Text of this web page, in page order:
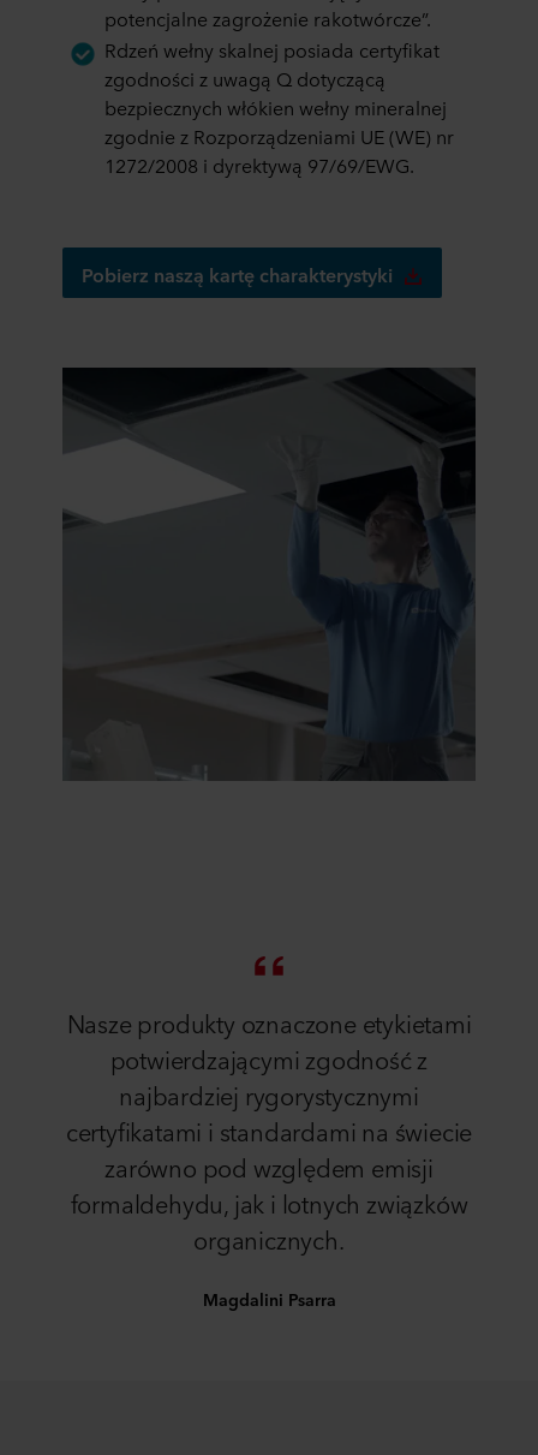
Więcej informacji na temat korzystania przez nas z
plików cookie można znaleźć w rozdziale „Informacje”,
zaś na temat przetwarzania przez nas danych
osobowych wPolityce prywatności, gdzie określono
między innymi, która konkretnie spółka ROCKWOOL jest
administratorem Twoim danych osobowych.
potencjalne zagrożenie rakotwórcze”.
Rdzeń wełny skalnej posiada certyfikat
zgodności z uwagą Q dotyczącą
bezpiecznych włókien wełny mineralnej
zgodnie z Rozporządzeniami UE (WE) nr
1272/2008 i dyrektywą 97/69/EWG.
Pobierz naszą kartę charakterystyki
Nasze produkty oznaczone etykietami
potwierdzającymi zgodność z
najbardziej rygorystycznymi
certyfikatami i standardami na świecie
zarówno pod względem emisji
formaldehydu, jak i lotnych związków
organicznych.
Magdalini Psarra